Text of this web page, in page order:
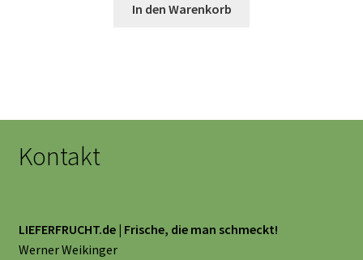
In den Warenkorb
Kontakt
LIEFERFRUCHT.de | Frische, die man schmeckt!
Werner Weikinger